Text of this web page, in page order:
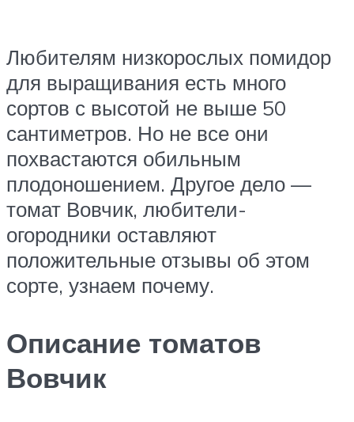
Любителям низкорослых помидор
для выращивания есть много
сортов с высотой не выше 50
сантиметров. Но не все они
похвастаются обильным
плодоношением. Другое дело —
томат Вовчик, любители-
огородники оставляют
положительные отзывы об этом
сорте, узнаем почему.
Описание томатов
Вовчик